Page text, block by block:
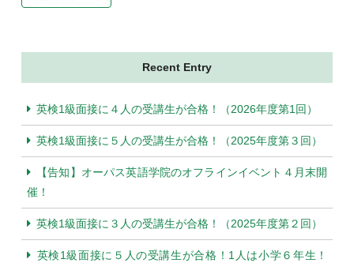
Recent Entry
英検1級面接に４人の受講生が合格！（2026年度第1回）
英検1級面接に５人の受講生が合格！（2025年度第３回）
【告知】オーパス英語学院のオフラインイベント４月末開
催！
英検1級面接に３人の受講生が合格！（2025年度第２回）
英検1級面接に５人の受講生が合格！1人は小学６年生！